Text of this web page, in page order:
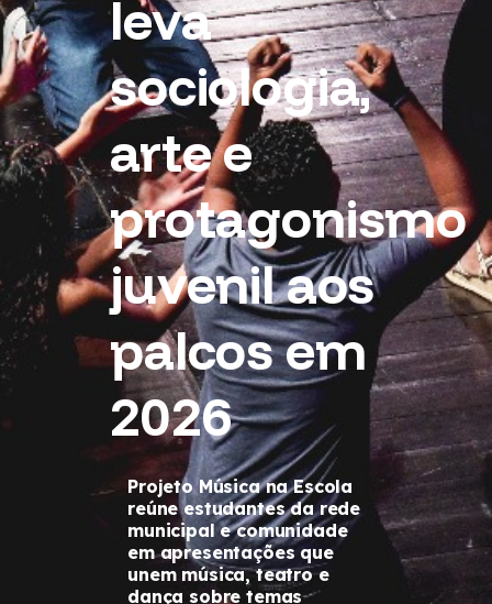
leva
sociologia,
arte e
protagonismo
juvenil aos
palcos em
2026
Projeto Música na Escola
reúne estudantes da rede
municipal e comunidade
em apresentações que
unem música, teatro e
dança sobre temas